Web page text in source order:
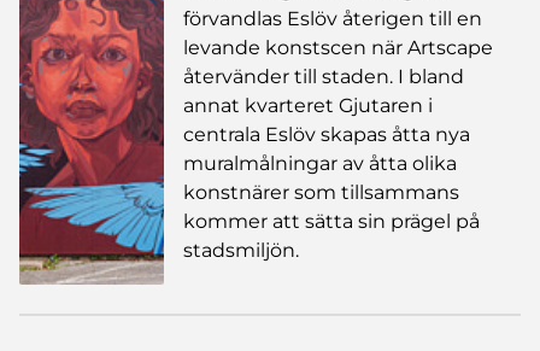
förvandlas Eslöv återigen till en
levande konstscen när Artscape
återvänder till staden. I bland
annat kvarteret Gjutaren i
centrala Eslöv skapas åtta nya
muralmålningar av åtta olika
konstnärer som tillsammans
kommer att sätta sin prägel på
stadsmiljön.